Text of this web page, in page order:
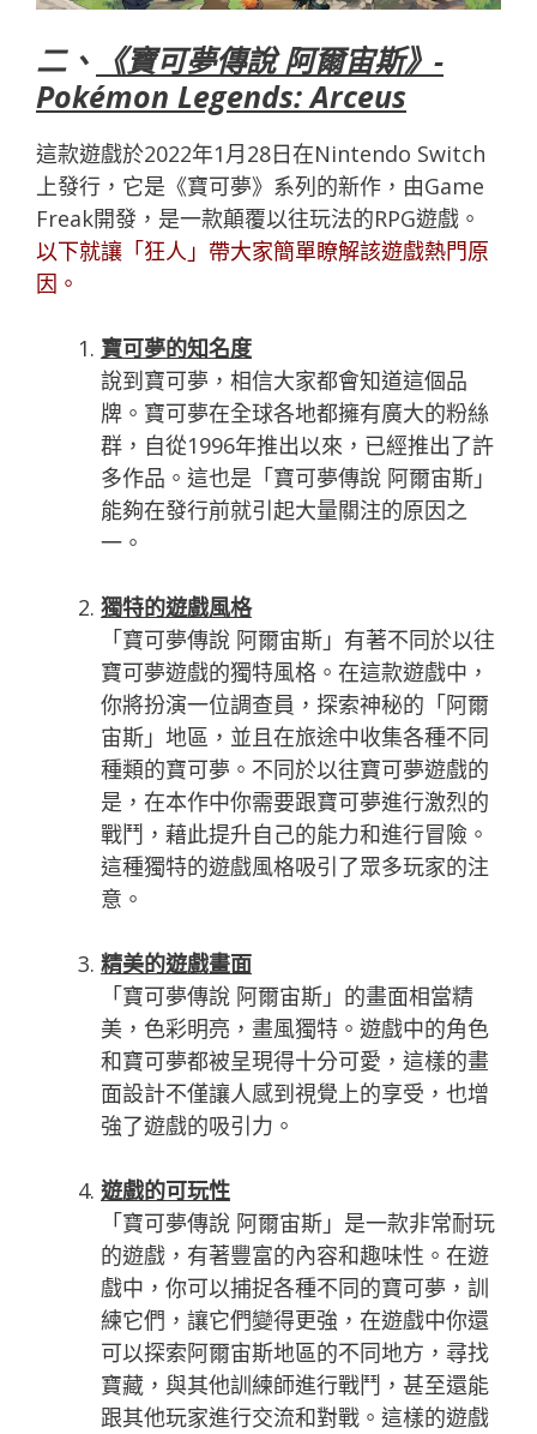
二、
《寶可夢傳說 阿爾宙斯》-
Pokémon Legends: Arceus
這款遊戲於2022年1月28日在Nintendo Switch
上發行，它是《寶可夢》系列的新作，由Game
Freak開發，是一款顛覆以往玩法的RPG遊戲。
以下就讓「狂人 」帶大家簡單瞭解該遊戲熱門原
因。
寶可夢的知名度
說到寶可夢，相信大家都會知道這個品
牌。寶可夢在全球各地都擁有廣大的粉絲
群，自從1996年推出以來，已經推出了許
多作品。這也是「寶可夢傳說 阿爾宙斯」
能夠在發行前就引起大量關注的原因之
一。
獨特的遊戲風格
「寶可夢傳說 阿爾宙斯」有著不同於以往
寶可夢遊戲的獨特風格。在這款遊戲中，
你將扮演一位調查員，探索神秘的「阿爾
宙斯」地區，並且在旅途中收集各種不同
種類的寶可夢。不同於以往寶可夢遊戲的
是，在本作中你需要跟寶可夢進行激烈的
戰鬥，藉此提升自己的能力和進行冒險。
這種獨特的遊戲風格吸引了眾多玩家的注
意。
精美的遊戲畫面
「寶可夢傳說 阿爾宙斯」的畫面相當精
美，色彩明亮，畫風獨特。遊戲中的角色
和寶可夢都被呈現得十分可愛，這樣的畫
面設計不僅讓人感到視覺上的享受，也增
強了遊戲的吸引力。
遊戲的可玩性
「寶可夢傳說 阿爾宙斯」是一款非常耐玩
的遊戲，有著豐富的內容和趣味性。在遊
戲中，你可以捕捉各種不同的寶可夢，訓
練它們，讓它們變得更強，在遊戲中你還
可以探索阿爾宙斯地區的不同地方，尋找
寶藏，與其他訓練師進行戰鬥，甚至還能
跟其他玩家進行交流和對戰。這樣的遊戲